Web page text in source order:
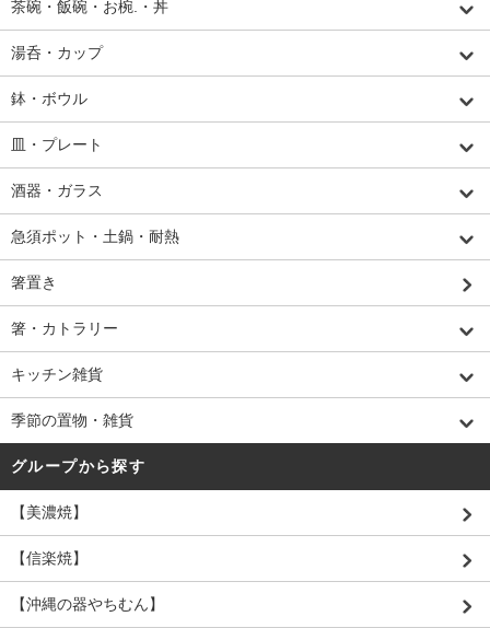
茶碗・飯碗・お椀.・丼
湯呑・カップ
鉢・ボウル
皿・プレート
酒器・ガラス
急須ポット・土鍋・耐熱
箸置き
箸・カトラリー
キッチン雑貨
季節の置物・雑貨
グループから探す
【美濃焼】
【信楽焼】
【沖縄の器やちむん】